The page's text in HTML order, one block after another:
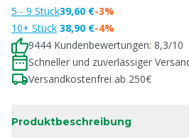
5 - 9 Stück
10+ Stück
39,60 €
38,90 €
-3%
-4%
9444 Kundenbewertungen: 8,3/10
Schneller und zuverlässiger
Versandkostenfrei ab 250€
Produktbeschreibung